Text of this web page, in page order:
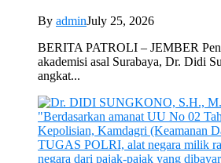
By adminJuly 25, 2026
BERITA PATROLI – JEMBER
akademisi asal Surabaya, Dr. Didi
angkat...